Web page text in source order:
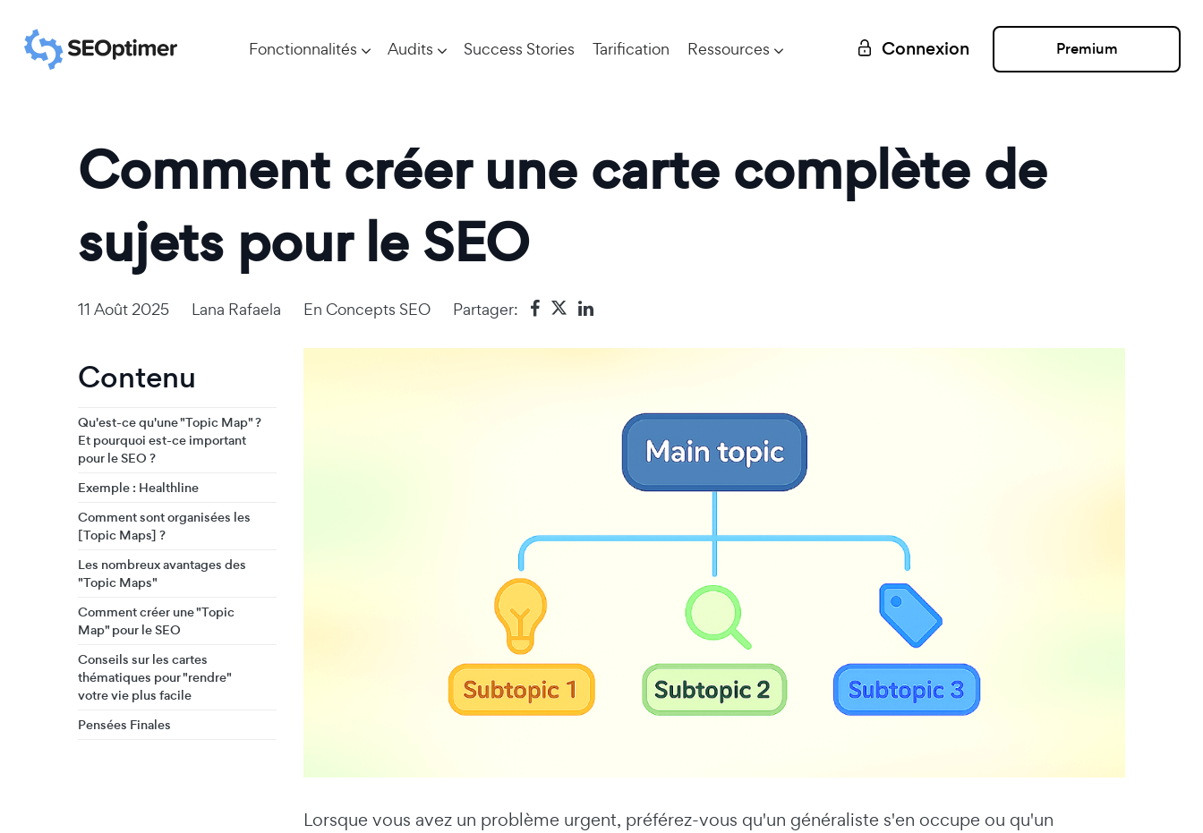
Fonctionnalités Audits Success Stories Tarification Ressources Connexion Premium
Comment créer une carte complète de
sujets pour le SEO
11 Août 2025 Lana Rafaela En Concepts SEO Partager:
Contenu
Qu'est-ce qu'une "Topic Map" ?
Et pourquoi est-ce important
pour le SEO ?
Exemple : Healthline
Comment sont organisées les
[Topic Maps] ?
Les nombreux avantages des
"Topic Maps"
Comment créer une "Topic
Map" pour le SEO
Conseils sur les cartes
thématiques pour "rendre"
votre vie plus facile
Pensées Finales
Lorsque vous avez un problème urgent, préférez-vous qu'un généraliste s'en occupe ou qu'un